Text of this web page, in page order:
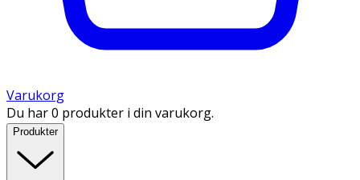
Varukorg
Du har 0 produkter i din varukorg.
Produkter